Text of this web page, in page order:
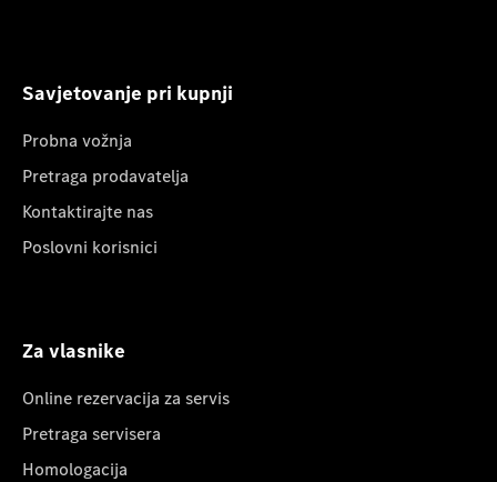
Savjetovanje pri kupnji
Probna vožnja
Pretraga prodavatelja
Kontaktirajte nas
Poslovni korisnici
Za vlasnike
Online rezervacija za servis
Pretraga servisera
Homologacija